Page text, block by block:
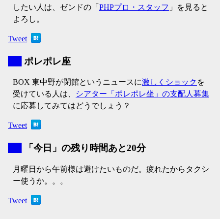
したい人は、ゼンドの「 PHPプロ・スタッフ 」を見ると
よろし。
Tweet
ポレポレ座
BOX 東中野が閉館というニュースに激しくショック を
受けている人は、
シアター「ポレポレ坐」の支配人募集
に応募してみてはどうでしょう？
Tweet
「今日」の残り時間あと20分
月曜日から午前様は避けたいものだ。疲れたからタクシ
ー使うか。。。
Tweet